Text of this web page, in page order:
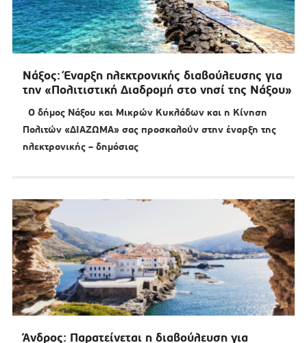
Νάξος: Έναρξη ηλεκτρονικής διαβούλευσης για
την «Πολιτιστική Διαδρομή στο νησί της Νάξου»
Ο δήμος Νάξου και Μικρών Κυκλάδων και η Κίνηση
Πολιτών «ΔΙΑΖΩΜΑ» σας προσκαλούν στην έναρξη της
ηλεκτρονικής – δημόσιας
Άνδρος: Παρατείνεται η διαβούλευση για